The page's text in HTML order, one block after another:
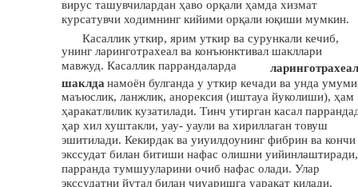
вирус ташувчилардан ҳаво орқали ҳамда хизмат
курсатувчи ходимнинг кийими орқали юқиши мумкин.
Касаллик уткир, ярим уткир ва сурункали кечиб,
унинг ларинготрахеал ва конъюнктивал шакллари
мавжуд. Касаллик паррандаларда
ларинготрахеал
шаклда намоён булганда у уткир кечади ва унда
маъюслик, ланжлик, анорексия (иштауа йуколиши), ҳам
ҳаракатлилик кузатилади. Тинч утирган касал
ҳар хил хуштакли, уау- уаули ва хириллаган товуш
эшитилади. Кекирдак ва уиуилдоунинг фибрин ва кончи
экссудат билан битиши нафас олишни уийинлаштиради,
парранда тумшууларини очиб нафас олади. Улар
экссудатни йутал билан чиуаришга уаракат килади.